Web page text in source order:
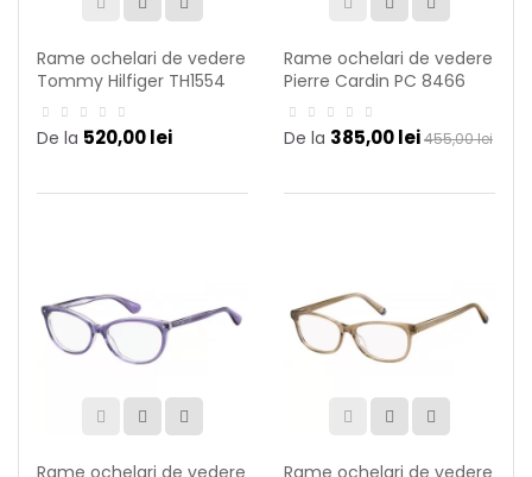
Rame ochelari de vedere
Tommy Hilfiger TH1554
PJP
De la 520,00 lei
Rame ochelari de vedere
Pierre Cardin PC 8466
807
De la 385,00 lei455,00 lei